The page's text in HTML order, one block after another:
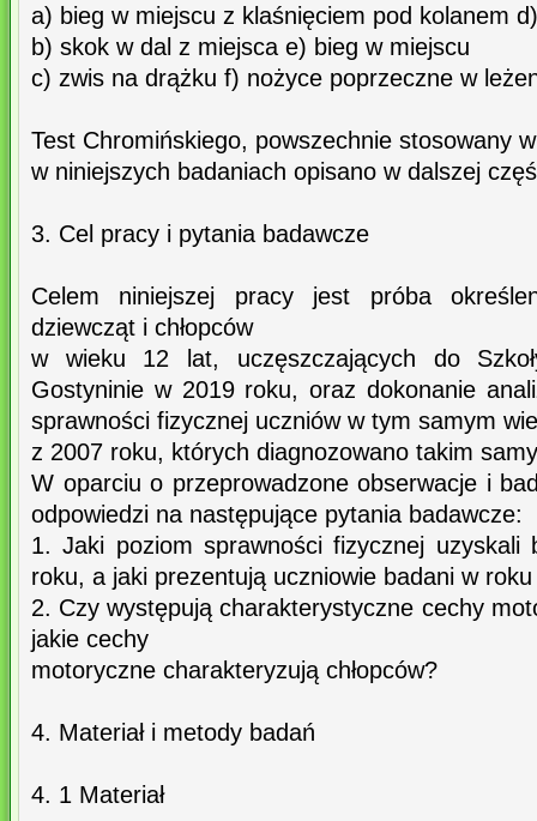
a) bieg w miejscu z klaśnięciem pod kolanem
b) skok w dal z miejsca e) bieg w miejscu
c) zwis na drążku f) nożyce poprzeczne w
Test Chromińskiego, powszechnie stosowany
w niniejszych badaniach opisano w dalszej
3. Cel pracy i pytania badawcze
Celem niniejszej pracy jest próba
dziewcząt i chłopców
w wieku 12 lat, uczęszczających do
Gostyninie w 2019 roku, oraz dokonanie
sprawności fizycznej uczniów w tym samym
z 2007 roku, których diagnozowano takim
W oparciu o przeprowadzone obserwacje i
odpowiedzi na następujące pytania badawcze:
1. Jaki poziom sprawności fizycznej uzyskali
roku, a jaki prezentują uczniowie badani w
2. Czy występują charakterystyczne cechy
jakie cechy
motoryczne charakteryzują chłopców?
4. Materiał i metody badań
4. 1 Materiał